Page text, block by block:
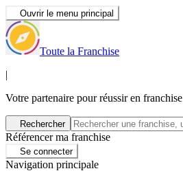
Ouvrir le menu principal
Toute la Franchise
|
Votre partenaire pour réussir en franchise
Rechercher
Référencer ma franchise
Se connecter
Navigation principale